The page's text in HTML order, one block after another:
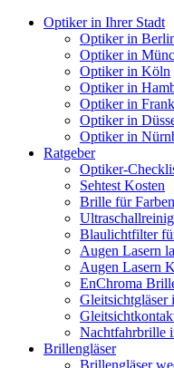
Optiker in Ihrer Stadt
Optiker in
Optiker in
Optiker in Köln
Optiker in
Optiker in
Optiker in
Optiker in
Ratgeber
Optiker-
Sehtest Kosten
Brille für
Blaulichtfilter
Augen Lasern
Augen Lasern
EnChroma
Gleitsichtgläser
Nachtfahrbrille
Brillengläser
Brillengläser